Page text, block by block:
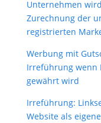
Unternehmen
Zurechnung der
registrierten
Werbung mit
Irreführung wenn
gewährt wird
Irreführung:
Website als